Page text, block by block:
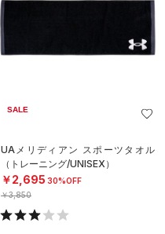
SALE
UAメリディアン スポーツタオル
（トレーニング/UNISEX）
￥2,695 30%OFF
￥3,850